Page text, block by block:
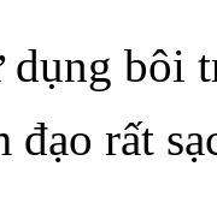
dụng bôi
đạo rất